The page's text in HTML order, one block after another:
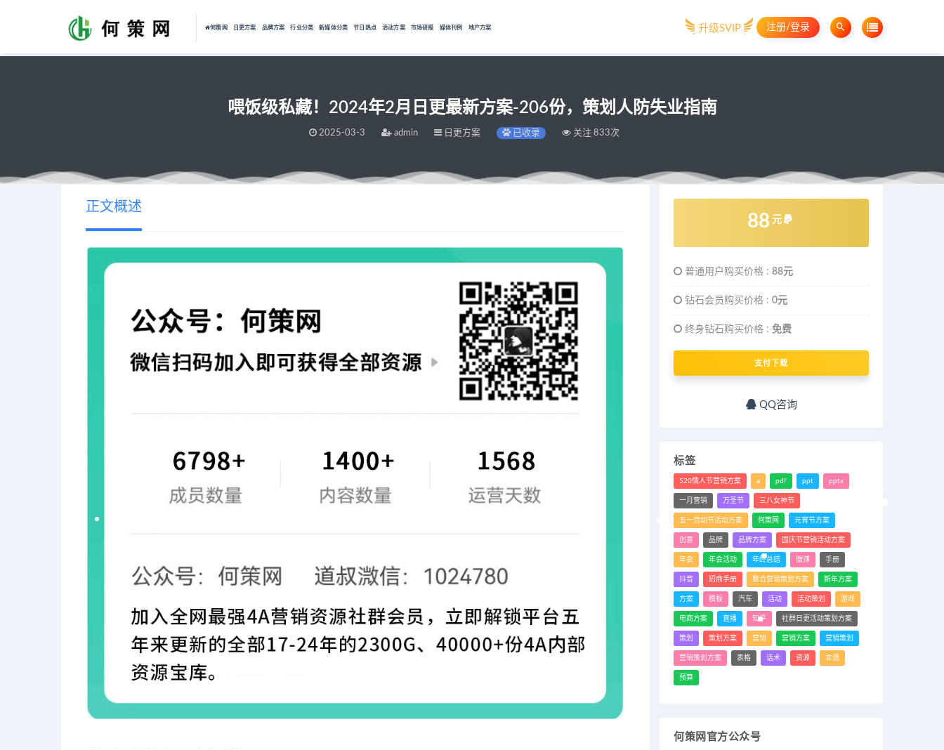
何策网 日更方案 品牌方案 行业分类 新媒体分类 节日热点 活动方案 市场研报 媒体刊例 地产方案 升级SVIP 注册/登录
喂饭级私藏！2024年2月日更最新方案-206份，策划人防失业指南
2025-03-3 admin 日更方案 已收录 关注 833次
正文概述
88 元
普通用户购买价格 :88元
钻石会员购买价格 :0元
终身钻石购买价格 :免费
支付下载
QQ咨询
标签
520情人节营销方案 a pdf ppt pptx
一月营销 万圣节 三八女神节
五一劳动节活动方案 何策网 元宵节方案
创意 品牌 品牌方案 国庆节营销活动方案
年会 年会活动 年终总结 微博 手册
抖音 招商手册 整合营销策划方案 新年方案
方案 模板 汽车 活动 活动策划 游戏
电商方案 直播 知乎 社群日更活动策划方案
策划 策划方案 营销 营销方案 营销策划
营销策划方案 表格 话术 资源 非遗
预算
何策网官方公众号